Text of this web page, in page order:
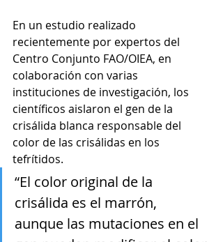
En un estudio realizado
recientemente por expertos del
Centro Conjunto FAO/OIEA, en
colaboración con varias
instituciones de investigación, los
científicos aislaron el gen de la
crisálida blanca responsable del
color de las crisálidas en los
tefrítidos.
“El color original de la
crisálida es el marrón,
aunque las mutaciones en el